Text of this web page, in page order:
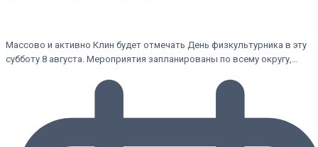
Массово и активно Клин будет отмечать День физкультурника в эту
субботу 8 августа. Мероприятия запланированы по всему округу,…